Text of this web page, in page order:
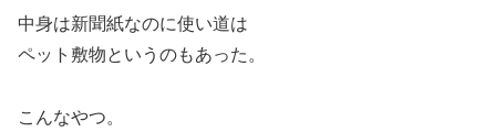
中身は新聞紙なのに使い道は
ペット敷物というのもあった。
こんなやつ。